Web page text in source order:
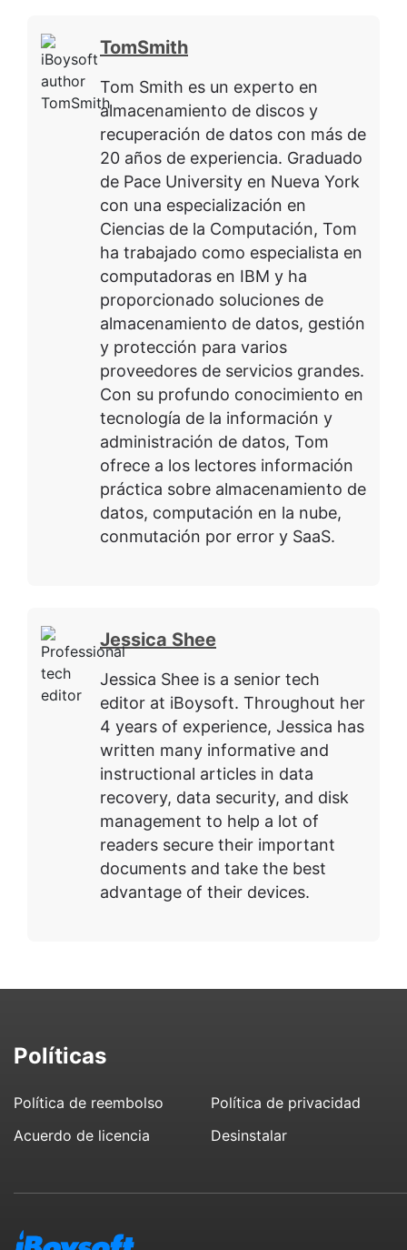
TomSmith
Tom Smith es un experto en
almacenamiento de discos y
recuperación de datos con más de
20 años de experiencia. Graduado
de Pace University en Nueva York
con una especialización en
Ciencias de la Computación, Tom
ha trabajado como especialista en
computadoras en IBM y ha
proporcionado soluciones de
almacenamiento de datos, gestión
y protección para varios
proveedores de servicios grandes.
Con su profundo conocimiento en
tecnología de la información y
administración de datos, Tom
ofrece a los lectores información
práctica sobre almacenamiento de
datos, computación en la nube,
conmutación por error y SaaS.
Jessica Shee
Jessica Shee is a senior tech
editor at iBoysoft. Throughout her
4 years of experience, Jessica has
written many informative and
instructional articles in data
recovery, data security, and disk
management to help a lot of
readers secure their important
documents and take the best
advantage of their devices.
Políticas
Política de reembolso
Política de privacidad
Acuerdo de licencia
Desinstalar